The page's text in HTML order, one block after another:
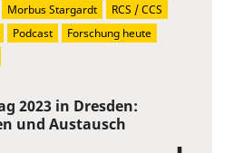
2023 in Dresden:
und Austausch
Morbus Stargardt
RCS / CCS
Podcast
Forschung heute